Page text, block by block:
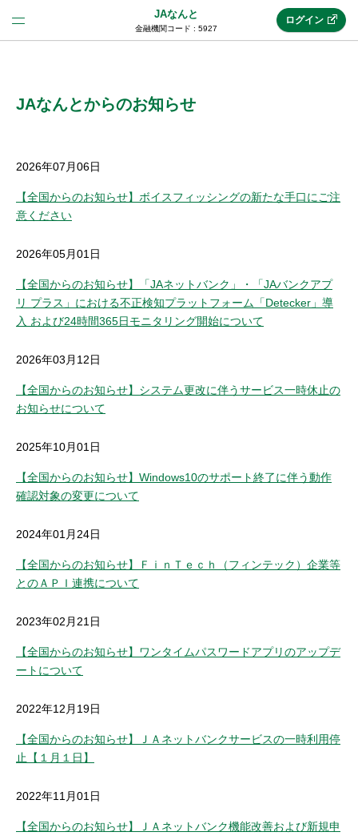
JAなんと
金融機関コード : 5927
(法人JAネットバンク)
JAネットバンクトップ
機能・サービス
困った時は
ログイン
JAなんとからのお知らせ
2026年07月06日
【全国からのお知らせ】ボイスフィッシングの新たな手口にご注
意ください
2026年05月01日
【全国からのお知らせ】「JAネットバンク」・「JAバンクアプ
リ プラス」における不正検知プラットフォーム「Detecker」導
入 および24時間365日モニタリング開始について
2026年03月12日
【全国からのお知らせ】システム更改に伴うサービス一時休止の
お知らせについて
2025年10月01日
【全国からのお知らせ】Windows10のサポート終了に伴う動作
確認対象の変更について
2024年01月24日
【全国からのお知らせ】ＦｉｎＴｅｃｈ（フィンテック）企業等
とのＡＰＩ連携について
2023年02月21日
【全国からのお知らせ】ワンタイムパスワードアプリのアップデ
ートについて
2022年12月19日
【全国からのお知らせ】ＪＡネットバンクサービスの一時利用停
止【１月１日】
2022年11月01日
【全国からのお知らせ】ＪＡネットバンク機能改善および新規申